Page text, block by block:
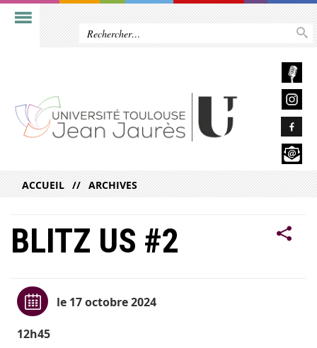
ACCUEIL ARCHIVES
BLITZ US #2
le 17 octobre 2024
12h45